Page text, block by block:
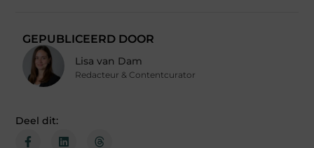
GEPUBLICEERD DOOR
Lisa van Dam
Redacteur & Contentcurator
Deel dit: